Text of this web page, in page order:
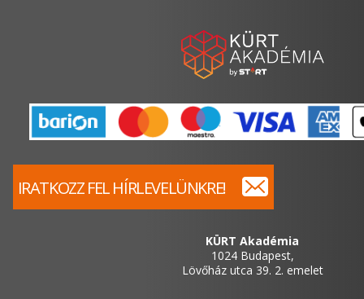
KÜRT Akadémia
1024 Budapest,
Lövőház utca 39. 2. emelet
IRATKOZZ FEL HÍRLEVELÜNKRE!